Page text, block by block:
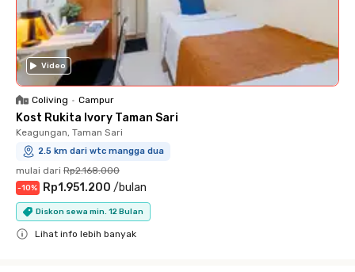
Video
Coliving • Campur
Kost Rukita Ivory Taman Sari
Keagungan, Taman Sari
2.5 km dari wtc mangga dua
mulai dari Rp2.168.000
-10% Rp1.951.200 /bulan
Diskon sewa min. 12 Bulan
Lihat info lebih banyak